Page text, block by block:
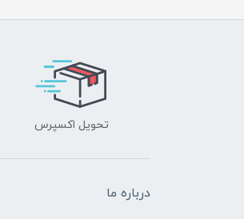
تحویل اکسپرس
درباره ما